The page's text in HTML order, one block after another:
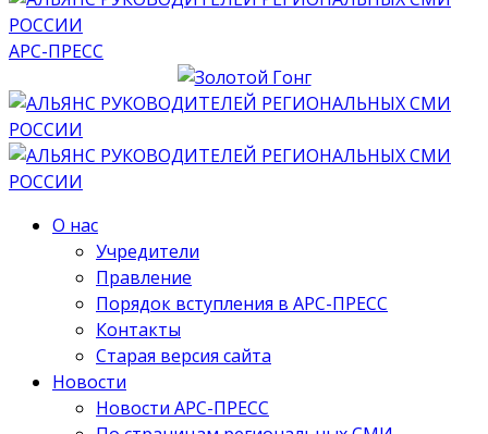
АРС-ПРЕСС
О нас
Учредители
Правление
Порядок вступления в АРС-ПРЕСС
Контакты
Старая версия сайта
Новости
Новости АРС-ПРЕСС